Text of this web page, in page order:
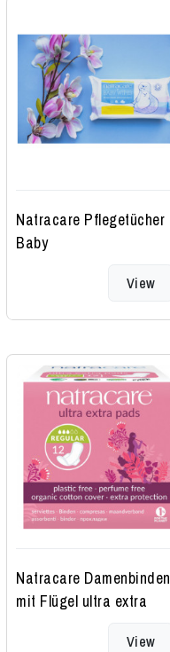
Natracare Pflegetücher
Baby
View
Natracare Damenbinden
mit Flügel ultra extra
View